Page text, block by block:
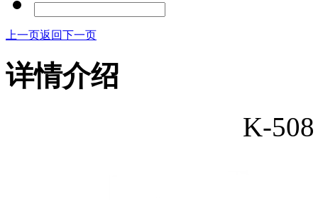
上一页返回下一页
详情介绍
K-